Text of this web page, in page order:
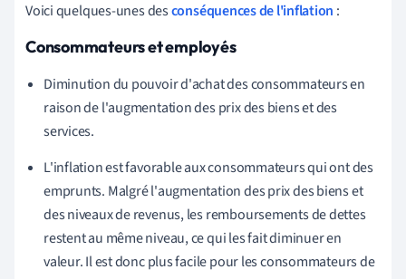
Voici quelques-unes desconséquences de l'inflation :
Consommateurs et employés
Diminution du pouvoir d'achat des consommateurs en
raison de l'augmentation des prix des biens et des
services.
L'inflation est favorable aux consommateurs qui ont des
emprunts. Malgré l'augmentation des prix des biens et
des niveaux de revenus, les remboursements de dettes
restent au même niveau, ce qui les fait diminuer en
valeur. Il est donc plus facile pour les consommateurs de